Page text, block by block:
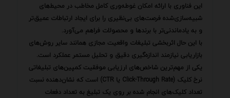
این فناوری با ارائه امکان غوطه‌وری کامل مخاطب در محیط‌های
شبیه‌سازی‌شده فرصت‌های بی‌نظیری را برای ایجاد ارتباطات عمیق‌تر
و به یادماندنی‌تر با برندها و محصولات فراهم می‌آورد.
با این حال اثربخشی تبلیغات واقعیت مجازی همانند سایر روش‌های
بازاریابی نیازمند اندازه‌گیری دقیق و تحلیل مستمر عملکرد است.
یکی از مهم‌ترین شاخص‌های ارزیابی موفقیت کمپین‌های تبلیغاتی
نرخ کلیک (Click-Through Rate یا CTR) است که نشان‌دهنده نسبت
تعداد کلیک‌های انجام شده بر روی یک تبلیغ به تعداد دفعات